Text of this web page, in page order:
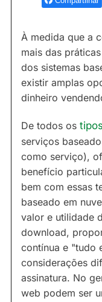
À medida que a
mais das
dos sistemas
existir amplas
dinheiro
De todos os
serviços
como serviço),
benefício
bem com essas
baseado em
valor e utilidade
download,
contínua e "tudo
considerações
assinatura. No
web podem ser